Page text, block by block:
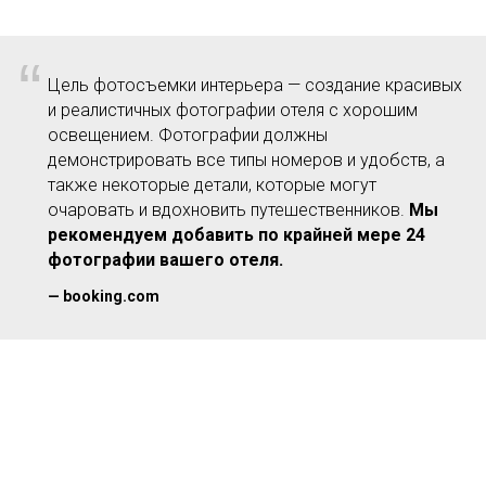
“ Цель фотосъемки интерьера — создание красивых
и реалистичных фотографии отеля с хорошим
освещением. Фотографии должны
демонстрировать все типы номеров и удобств, а
также некоторые детали, которые могут
очаровать и вдохновить путешественников. Мы
рекомендуем добавить по крайней мере 24
фотографии вашего отеля.
— booking.com